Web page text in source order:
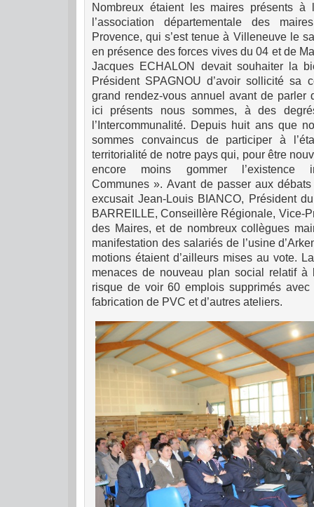
Nombreux étaient les maires présents à
l’association départementale des
Provence, qui s’est tenue à Villeneuve le
en présence des forces vives du 04 et de
Jacques ECHALON devait souhaiter la
Président SPAGNOU d’avoir sollicité sa
grand rendez-vous annuel avant de parler
ici présents nous sommes, à des
l’Intercommunalité. Depuis huit ans que
sommes convaincus de participer à
territorialité de notre pays qui, pour être
encore moins gommer l’existence
Communes ». Avant de passer aux
excusait Jean-Louis BIANCO, Président
BARREILLE, Conseillère Régionale, Vice-
des Maires, et de nombreux collègues
manifestation des salariés de l’usine
motions étaient d’ailleurs mises au vote.
menaces de nouveau plan social relatif à
risque de voir 60 emplois supprimés avec
fabrication de PVC et d’autres ateliers.